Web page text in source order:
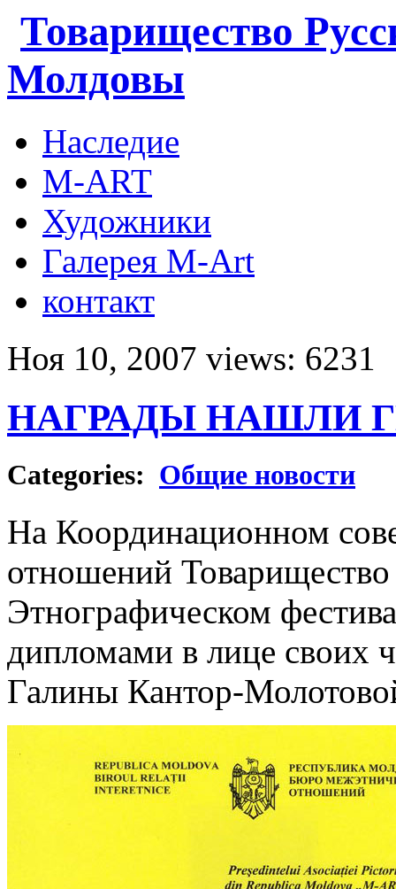
Товарищество
Молдовы
Наследие
M-ART
Художники
Галерея M-Art
контакт
Ноя 10, 2007 views: 6231
НАГРАДЫ НАШЛИ
Categories: Общие новости
На Координационном
отношений
Этнографическом
дипломами в лице
Галины Кантор-